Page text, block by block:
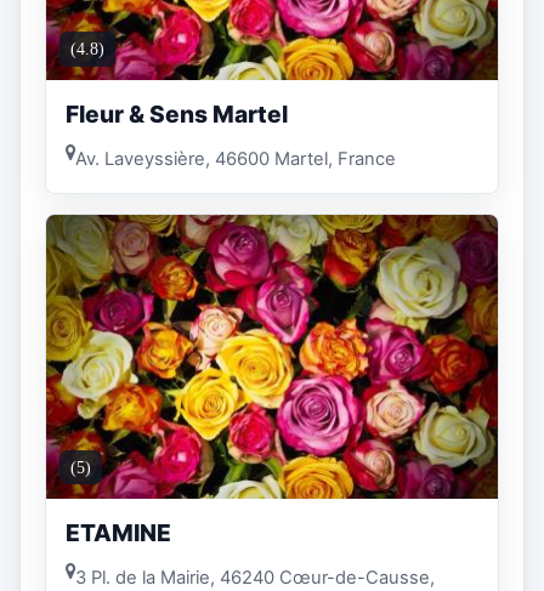
(4.8)
Fleur & Sens Martel
Av. Laveyssière, 46600 Martel, France
(5)
ETAMINE
3 Pl. de la Mairie, 46240 Cœur-de-Causse,